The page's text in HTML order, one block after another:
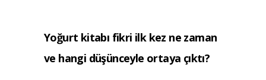
Yoğurt kitabı fikri ilk kez ne zaman
ve hangi düşünceyle ortaya çıktı?